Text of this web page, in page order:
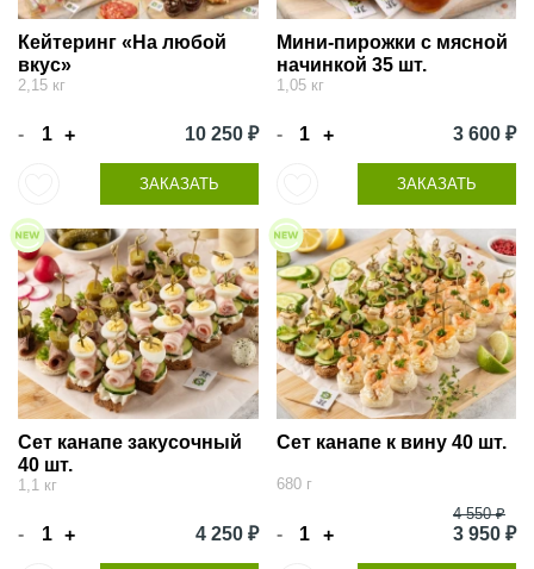
Кейтеринг «На любой
вкус»
2,15 кг
- + 10 250 ₽
ЗАКАЗАТЬ
Мини-пирожки с мясной
начинкой 35 шт.
1,05 кг
- + 3 600 ₽
ЗАКАЗАТЬ
Сет канапе закусочный
40 шт.
1,1 кг
- + 4 250 ₽
Сет канапе к вину 40 шт.
680 г
- +
4 550 ₽
3 950 ₽